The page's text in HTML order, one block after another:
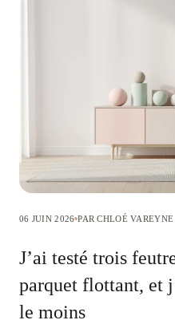
06 JUIN 2026 PAR CHLOÉ VAREYNE
J’ai testé trois
parquet flottant, et
le moins